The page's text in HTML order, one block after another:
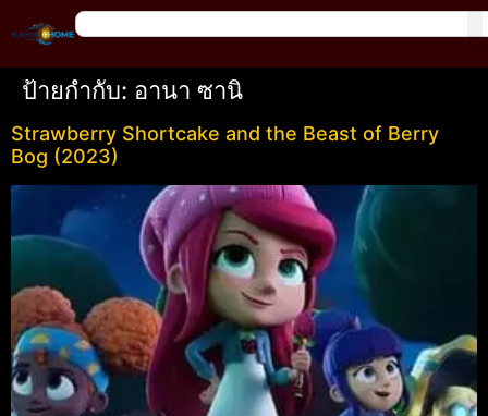
ป้ายกำกับ: อานา ซานิ
Strawberry Shortcake and the Beast of Berry
Bog (2023)